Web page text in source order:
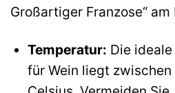
Großartiger Franzose“
Temperatur: Die
für Wein liegt zwischen